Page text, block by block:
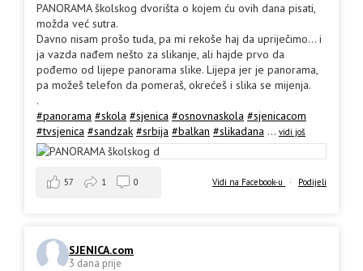
PANORAMA školskog dvorišta o kojem ću ovih dana pisati,
možda već sutra.
Davno nisam prošo tuda, pa mi rekoše haj da upriječimo... i
ja vazda nađem nešto za slikanje, ali hajde prvo da
pođemo od lijepe panorama slike. Lijepa jer je panorama,
pa možeš telefon da pomeraš, okrećeš i slika se mijenja.
.
#panorama #skola #sjenica #osnovnaskola #sjenicacom
#tvsjenica #sandzak #srbija #balkan #slikadana ... vidi još
Vidi na Facebook-u · Podijeli
57 1 0
SJENICA.com
3 dana prije